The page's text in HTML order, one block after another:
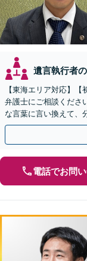
遺言執行者
【東海エリア対応】
弁護士にご相談くださ
な言葉に言い換えて、
い、納得できる解決を
電話でお問